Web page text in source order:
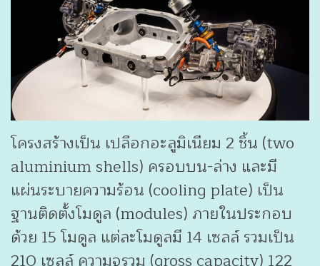
โครงสร้างเป็น เปลือกอะลูมิเนียม 2 ชิ้น (two
aluminium shells) ครอบบน-ล่าง และมี
แผ่นระบายความร้อน (cooling plate) เป็น
ฐานติดตั้งโมดูล (modules) ภายในประกอบ
ด้วย 15 โมดูล แต่ละโมดูลมี 14 เซลล์ รวมเป็น